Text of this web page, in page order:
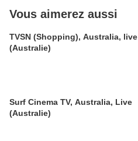
Vous aimerez aussi
TVSN (Shopping), Australia, live
(Australie)
Surf Cinema TV, Australia, Live
(Australie)